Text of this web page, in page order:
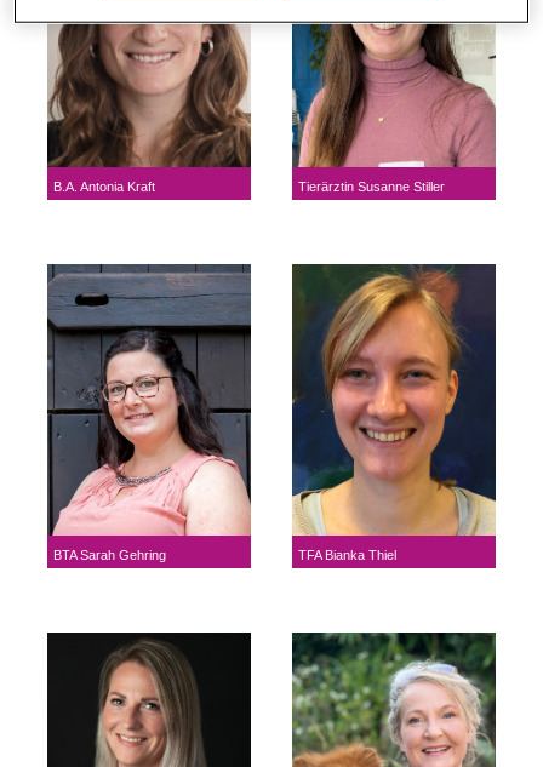
B.A. Antonia Kraft Tierärztin Susanne Stiller
BTA Sarah Gehring TFA Bianka Thiel